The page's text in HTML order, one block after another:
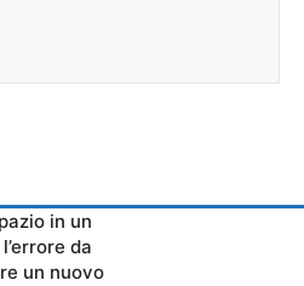
in un
da
un nuovo